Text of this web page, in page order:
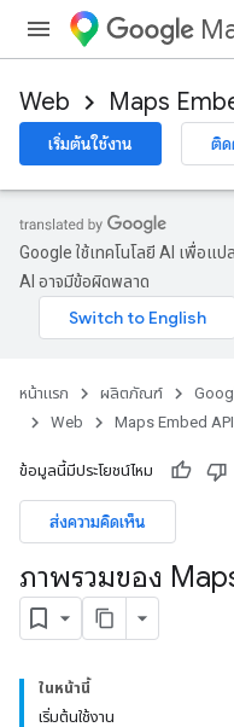
Web Maps
เริ่มต้นใช้งาน ติด
Google ใช้เทคโนโลยี AI เพื่อแ
AI อาจมีข้อผิดพลาด
หน้าแรก ผลิตภัณฑ์
Web
Maps Embed API
ข้อมูลนี้มีประโยชน์ไหม
ส่งความคิดเห็น
ภาพรวมของ
ในหน้านี้
เริ่มต้นใช้งาน